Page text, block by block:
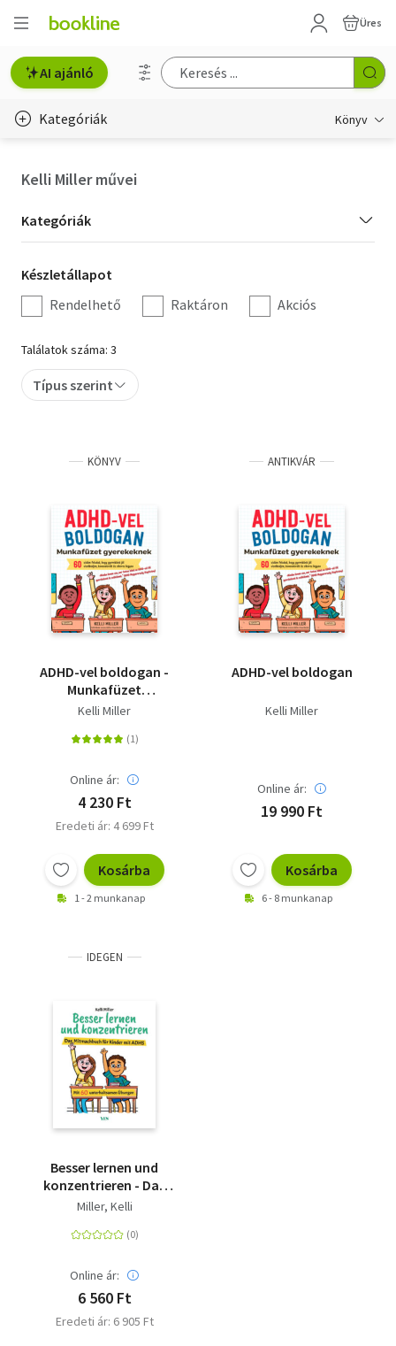
Üres
AI ajánló
Kategóriák Könyv
Hobbi, szabadidő
Irodalom
Művészet
Szakkönyv
Tankönyv, segédkönyv
Természettudomány
Történelem
Vallás
Kelli Miller művei
Kategória
szűrés
Kategóriák
Készletállapot
szűrés
Készletállapot
Rendelhető
Raktáron Akciós
Találatok száma: 3
Típus szerint
KÖNYV
ADHD-vel boldogan -
Munkafüzet
gyerekeknek
Kelli Miller
Online ár:
4 230 Ft
Eredeti ár: 4 699 Ft
Kosárba
1 - 2 munkanap
ANTIKVÁR
ADHD-vel boldogan
Kelli Miller
Online ár:
19 990 Ft
Kosárba
6 - 8 munkanap
IDEGEN
Besser lernen und
konzentrieren - Das
Mitmachbuch für
Miller, Kelli
Online ár:
6 560 Ft
Eredeti ár: 6 905 Ft